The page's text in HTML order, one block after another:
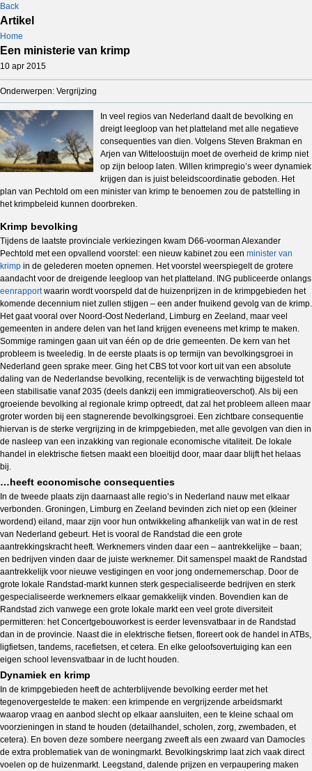
Back
Artikel
Home
Een ministerie van krimp
10 apr 2015
Onderwerpen: Vergrijzing
In veel regios van Nederland daalt de bevolking en
dreigt leegloop van het platteland met alle negatieve
consequenties van dien. Volgens Steven Brakman en
Arjen van Witteloostuijn moet de overheid de krimp niet
op zijn beloop laten. Willen krimpregio’s weer dynamiek
krijgen dan is juist beleidscoordinatie geboden. Het
plan van Pechtold om een minister van krimp te benoemen zou de patstelling in
het krimpbeleid kunnen doorbreken.
Krimp bevolking
Tijdens de laatste provinciale verkiezingen kwam D66-voorman Alexander
Pechtold met een opvallend voorstel: een nieuw kabinet zou een minister van
krimp in de gelederen moeten opnemen. Het voorstel weerspiegelt de grotere
aandacht voor de dreigende leegloop van het platteland. ING publiceerde onlangs
eenrapportwaarin wordt voorspeld dat de huizenprijzen in de krimpgebieden het
komende decennium niet zullen stijgen – een ander fnuikend gevolg van de krimp.
Het gaat vooral over Noord-Oost Nederland, Limburg en Zeeland, maar veel
gemeenten in andere delen van het land krijgen eveneens met krimp te maken.
Sommige ramingen gaan uit van één op de drie gemeenten. De kern van het
probleem is tweeledig. In de eerste plaats is op termijn van bevolkingsgroei in
Nederland geen sprake meer. Ging het CBS tot voor kort uit van een absolute
daling van de Nederlandse bevolking, recentelijk is de verwachting bijgesteld tot
een stabilisatie vanaf 2035 (deels dankzij een immigratieoverschot). Als bij een
groeiende bevolking al regionale krimp optreedt, dat zal het probleem alleen maar
groter worden bij een stagnerende bevolkingsgroei. Een zichtbare consequentie
hiervan is de sterke vergrijzing in de krimpgebieden, met alle gevolgen van dien in
de nasleep van een inzakking van regionale economische vitaliteit. De lokale
handel in elektrische fietsen maakt een bloeitijd door, maar daar blijft het helaas
bij.
…heeft economische consequenties
In de tweede plaats zijn daarnaast alle regio’s in Nederland nauw met elkaar
verbonden. Groningen, Limburg en Zeeland bevinden zich niet op een (kleiner
wordend) eiland, maar zijn voor hun ontwikkeling afhankelijk van wat in de rest
van Nederland gebeurt. Het is vooral de Randstad die een grote
aantrekkingskracht heeft. Werknemers vinden daar een – aantrekkelijke – baan;
en bedrijven vinden daar de juiste werknemer. Dit samenspel maakt de Randstad
aantrekkelijk voor nieuwe vestigingen en voor jong ondernemerschap. Door de
grote lokale Randstad-markt kunnen sterk gespecialiseerde bedrijven en sterk
gespecialiseerde werknemers elkaar gemakkelijk vinden. Bovendien kan de
Randstad zich vanwege een grote lokale markt een veel grote diversiteit
permitteren: het Concertgebouworkest is eerder levensvatbaar in de Randstad
dan in de provincie. Naast die in elektrische fietsen, floreert ook de handel in ATBs,
ligfietsen, tandems, racefietsen, et cetera. En elke geloofsovertuiging kan een
eigen school levensvatbaar in de lucht houden.
Dynamiek en krimp
In de krimpgebieden heeft de achterblijvende bevolking eerder met het
tegenovergestelde te maken: een krimpende en vergrijzende arbeidsmarkt
waarop vraag en aanbod slecht op elkaar aansluiten, een te kleine schaal om
voorzieningen in stand te houden (detailhandel, scholen, zorg, zwembaden, et
cetera). En boven deze sombere neergang zweeft als een zwaard van Damocles
de extra problematiek van de woningmarkt. Bevolkingskrimp laat zich vaak direct
voelen op de huizenmarkt. Leegstand, dalende prijzen en verpaupering maken